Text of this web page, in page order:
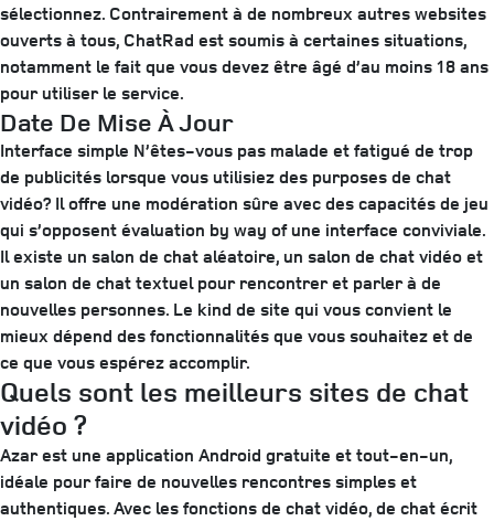
sélectionnez. Contrairement à de nombreux autres websites
ouverts à tous, ChatRad est soumis à certaines situations,
notamment le fait que vous devez être âgé d’au moins 18 ans
pour utiliser le service.
Date De Mise À Jour
Interface simple N’êtes-vous pas malade et fatigué de trop
de publicités lorsque vous utilisiez des purposes de chat
vidéo? Il offre une modération sûre avec des capacités de jeu
qui s’opposent évaluation by way of une interface conviviale.
Il existe un salon de chat aléatoire, un salon de chat vidéo et
un salon de chat textuel pour rencontrer et parler à de
nouvelles personnes. Le kind de site qui vous convient le
mieux dépend des fonctionnalités que vous souhaitez et de
ce que vous espérez accomplir.
Quels sont les meilleurs sites de chat
vidéo ?
Azar est une application Android gratuite et tout-en-un,
idéale pour faire de nouvelles rencontres simples et
authentiques. Avec les fonctions de chat vidéo, de chat écrit